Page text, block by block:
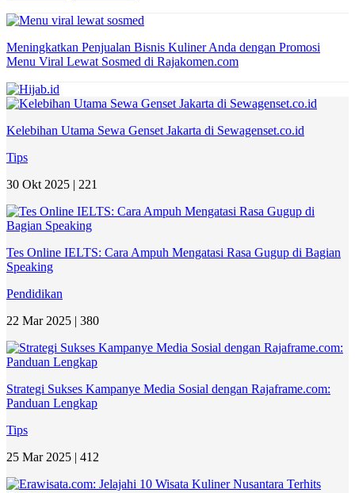
Meningkatkan Penjualan Bisnis Kuliner Anda dengan Promosi
Menu Viral Lewat Sosmed di Rajakomen.com
Kelebihan Utama Sewa Genset Jakarta di Sewagenset.co.id
Tips
30 Okt 2025 | 221
Tes Online IELTS: Cara Ampuh Mengatasi Rasa Gugup di Bagian
Speaking
Pendidikan
22 Mar 2025 | 380
Strategi Sukses Kampanye Media Sosial dengan Rajaframe.com:
Panduan Lengkap
Tips
25 Mar 2025 | 412